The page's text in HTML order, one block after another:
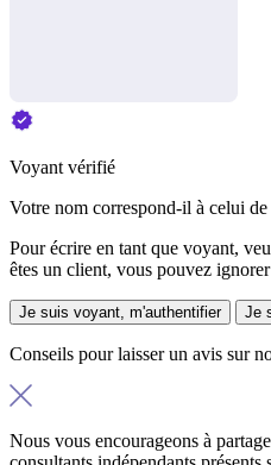
Voyant vérifié
Votre nom correspond-il à celui
Pour écrire en tant que voyant,
êtes un client, vous pouvez ignorer
Je suis voyant, m'authentifier Je
Conseils pour laisser un avis sur
Nous vous encourageons à